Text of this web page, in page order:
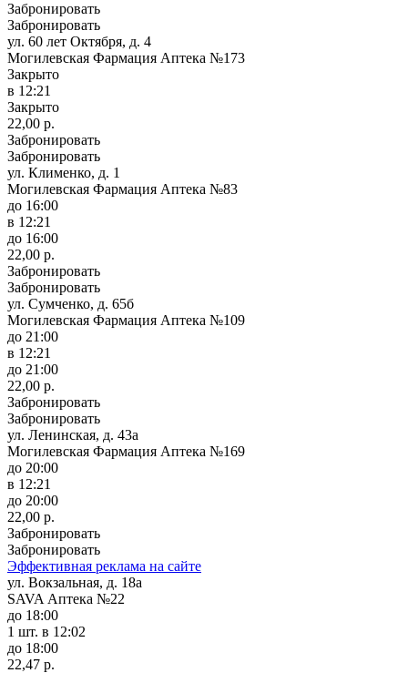
Забронировать
Забронировать
ул. 60 лет Октября, д. 4
Могилевская Фармация Аптека №173
Закрыто
в 12:21
Закрыто
22,00 р.
Забронировать
Забронировать
ул. Клименко, д. 1
Могилевская Фармация Аптека №83
до 16:00
в 12:21
до 16:00
22,00 р.
Забронировать
Забронировать
ул. Сумченко, д. 65б
Могилевская Фармация Аптека №109
до 21:00
в 12:21
до 21:00
22,00 р.
Забронировать
Забронировать
ул. Ленинская, д. 43а
Могилевская Фармация Аптека №169
до 20:00
в 12:21
до 20:00
22,00 р.
Забронировать
Забронировать
Эффективная реклама на сайте
ул. Вокзальная, д. 18а
SAVA Аптека №22
до 18:00
1 шт. в 12:02
до 18:00
22,47 р.